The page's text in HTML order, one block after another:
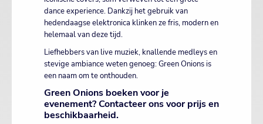
dance experience. Dankzij het gebruik van
hedendaagse elektronica klinken ze fris, modern en
helemaal van deze tijd.
Liefhebbers van live muziek, knallende medleys en
stevige ambiance weten genoeg: Green Onions is
een naam om te onthouden.
Green Onions boeken voor je
evenement? Contacteer ons voor prijs en
beschikbaarheid.